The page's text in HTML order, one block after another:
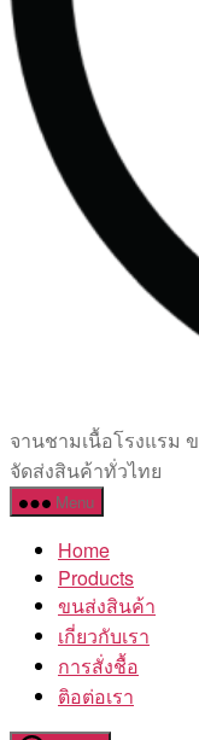
เซรามิค
ครบ
ครัน
โรงงาน
จานชามเนื้อโรงแรม
จัดส่งสินค้าทั่วไทย
Menu
Home
Products
ขนส่งสินค้า
เกี่ยวกับเรา
การสั่งชื้อ
ติอต่อเรา